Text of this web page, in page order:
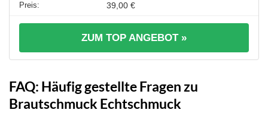
39,00 €
ZUM TOP ANGEBOT »
FAQ: Häufig gestellte Fragen zu
Brautschmuck Echtschmuck